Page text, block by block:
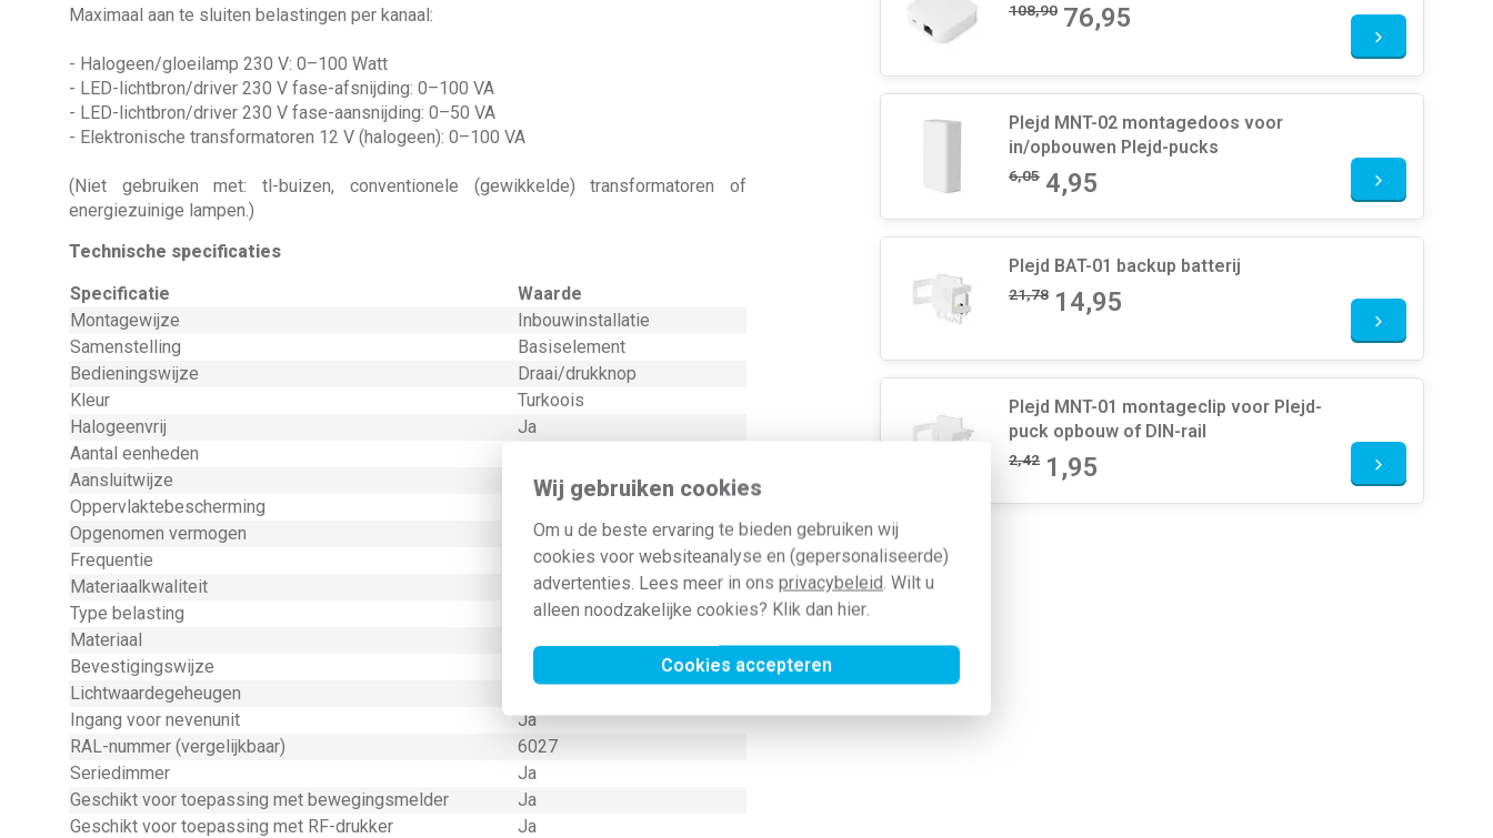
Wij gebruiken cookies
Om u de beste ervaring te bieden gebruiken wij
cookies voor websiteanalyse en (gepersonaliseerde)
advertenties. Lees meer in ons privacybeleid. Wilt u
alleen noodzakelijke cookies? Klik dan hier.
Cookies accepteren
Maximaal aan te sluiten belastingen per kanaal:
- Halogeen/gloeilamp 230 V: 0–100 Watt
- LED-lichtbron/driver 230 V fase-afsnijding: 0–100 VA
- LED-lichtbron/driver 230 V fase-aansnijding: 0–50 VA
- Elektronische transformatoren 12 V (halogeen): 0–100 VA
(Niet gebruiken met: tl-buizen, conventionele (gewikkelde) transformatoren of
energiezuinige lampen.)
Technische specificaties
Specificatie
Waarde
Montagewijze
Inbouwinstallatie
Samenstelling
Basiselement
Bedieningswijze
Draai/drukknop
Kleur
Turkoois
Halogeenvrij
Ja
Aantal eenheden
Aansluitwijze
Schroefklem
Oppervlaktebescherming
Onbehandeld
Opgenomen vermogen
0,3 Watt (W)
Frequentie
50 Hertz
Materiaalkwaliteit
Thermoplast
Type belasting
Universeel en LED retrofit
Materiaal
Bevestigingswijze
Lichtwaardegeheugen
Ingang voor nevenunit
Ja
RAL-nummer (vergelijkbaar)
6027
Seriedimmer
Ja
Geschikt voor toepassing met bewegingsmelder
Ja
Geschikt voor toepassing met RF-drukker
Ja
108,90 76,95
Plejd MNT-02 montagedoos voor
in/opbouwen Plejd-pucks
6,05 4,95
Plejd BAT-01 backup batterij
21,78 14,95
Plejd MNT-01 montageclip voor Plejd-
puck opbouw of DIN-rail
2,42 1,95